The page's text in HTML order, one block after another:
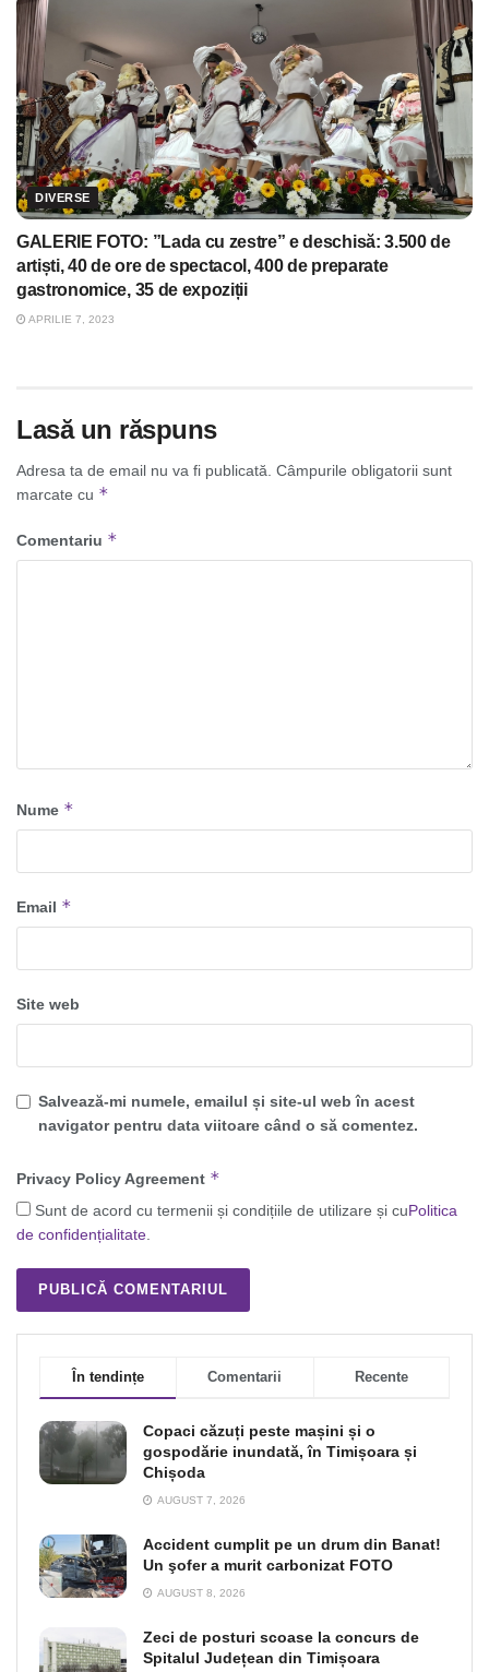
DIVERSE
GALERIE FOTO: ”Lada cu zestre” e deschisă: 3.500 de
artiști, 40 de ore de spectacol, 400 de preparate
gastronomice, 35 de expoziții
APRILIE 7, 2023
Lasă un răspuns
Adresa ta de email nu va fi publicată. Câmpurile obligatorii sunt
marcate cu *
Comentariu *
Nume *
Email *
Site web
Salvează-mi numele, emailul și site-ul web în acest
navigator pentru data viitoare când o să comentez.
Privacy Policy Agreement *
Sunt de acord cu termenii și condițiile de utilizare și cuPolitica
de confidențialitate.
În tendințe Comentarii Recente
Copaci căzuți peste mașini și o
gospodărie inundată, în Timișoara și
Chișoda
AUGUST 7, 2026
Accident cumplit pe un drum din Banat!
Un şofer a murit carbonizat FOTO
AUGUST 8, 2026
Zeci de posturi scoase la concurs de
Spitalul Județean din Timișoara